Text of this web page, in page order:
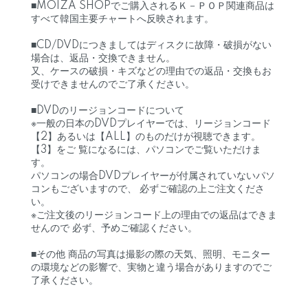
■MOIZA SHOPでご購入されるＫ－ＰＯＰ関連商品は
すべて韓国主要チャートへ反映されます。
■CD/DVDにつきましてはディスクに故障・破損がない
場合は、返品・交換できません。
又、ケースの破損・キズなどの理由での返品・交換もお
受けできませんのでご了承ください。
■DVDのリージョンコードについて
※一般の日本のDVDプレイヤーでは、リージョンコード
【2】あるいは【ALL】のものだけが視聴できます。
【3】をご 覧になるには、パソコンでご覧いただけま
す。
パソコンの場合DVDプレイヤーが付属されていないパソ
コンもございますので、 必ずご確認の上ご注文くださ
い。
※ご注文後のリージョンコード上の理由での返品はできま
せんので 必ず、予めご確認ください。
■その他 商品の写真は撮影の際の天気、照明、モニター
の環境などの影響で、実物と違う場合がありますのでご
了承ください。